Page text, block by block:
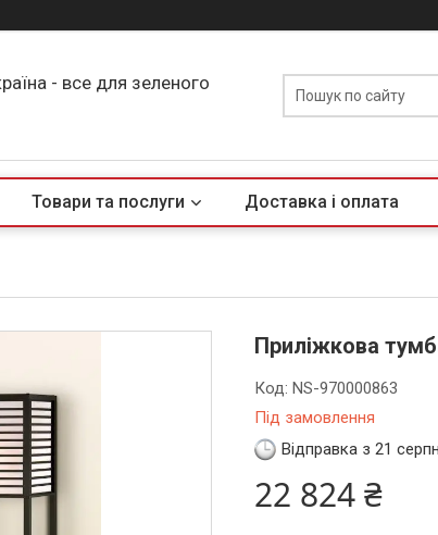
- все для зеленого
Товари та послуги Доставка і оплата
Приліжкова
Під замовлення
Код:NS-970000863
Відправка з 21
22 824 ₴